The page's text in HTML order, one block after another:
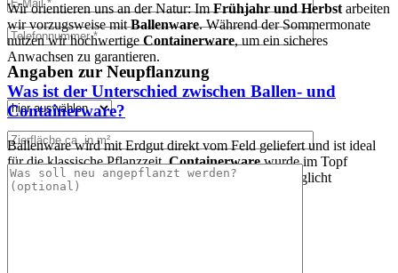
Angaben zur Neupflanzung
Wir orientieren uns an der Natur: ImFrühjahr und Herbst arbeiten
wir vorzugsweise mitBallenware. Während der Sommermonate
nutzen wir hochwertige Containerware, um ein sicheres
Anwachsen zu garantieren.
Was ist der Unterschied zwischen Ballen- und
Containerware?
Ballenware wird mit Erdgut direkt vom Feld geliefert und ist ideal
für die klassische Pflanzzeit.Containerwarewurde im Topf
gezogen; sie ist robuster beim Einpflanzen und ermöglicht
Neupflanzungen fast das ganze Jahr über.